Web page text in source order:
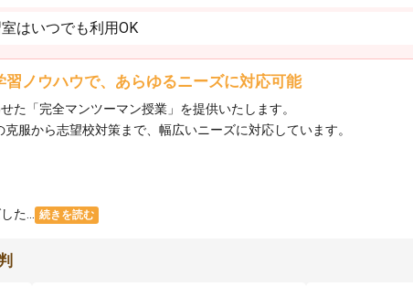
はいつでも利用OK
ノウハウで、あらゆるニーズに対応可能
た「完全マンツーマン授業」を提供いたします。​
服から志望校対策まで、幅広いニーズに対応しています。​
た...
続きを読む